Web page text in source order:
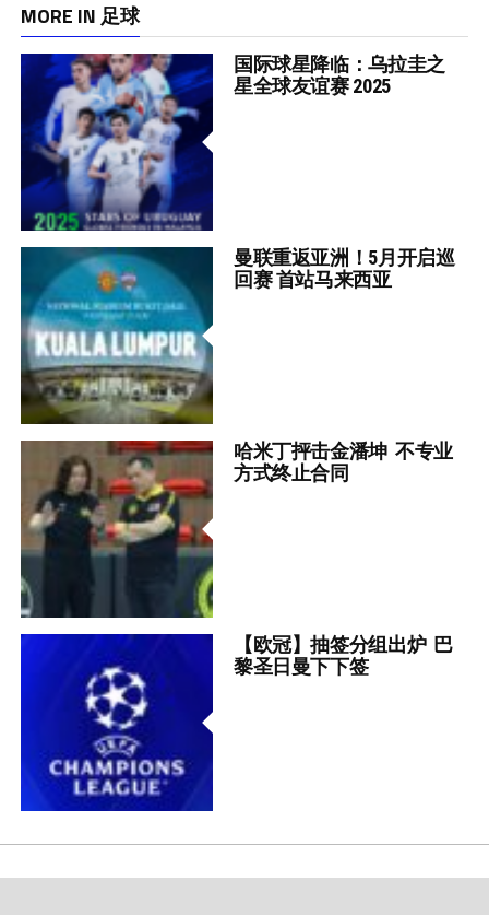
MORE IN 足球
国际球星降临：乌拉圭之
星全球友谊赛 2025
曼联重返亚洲！5月开启巡
回赛 首站马来西亚
哈米丁抨击金潘坤 不专业
方式终止合同
【欧冠】抽签分组出炉 巴
黎圣日曼下下签